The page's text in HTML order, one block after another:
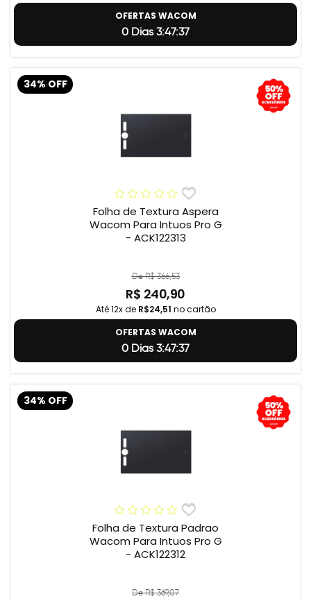
OFERTAS WACOM
0 Dias 3:47:36
34% OFF
Folha de Textura Aspera
Wacom Para Intuos Pro G
- ACK122313
De R$ 366,53
R$ 240,90
Até 12x de R$24,51 no cartão
OFERTAS WACOM
0 Dias 3:47:36
34% OFF
Folha de Textura Padrao
Wacom Para Intuos Pro G
- ACK122312
De R$ 369,07